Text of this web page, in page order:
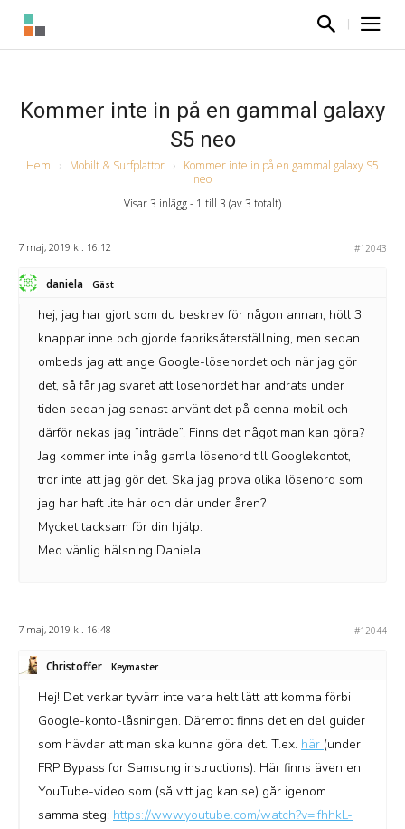
Kommer inte in på en gammal galaxy
S5 neo
Hem › Mobilt & Surfplattor › Kommer inte in på en gammal galaxy S5
neo
Visar 3 inlägg - 1 till 3 (av 3 totalt)
7 maj, 2019 kl. 16:12 #12043
daniela Gäst
hej, jag har gjort som du beskrev för någon annan, höll 3
knappar inne och gjorde fabriksåterställning, men sedan
ombeds jag att ange Google-lösenordet och när jag gör
det, så får jag svaret att lösenordet har ändrats under
tiden sedan jag senast använt det på denna mobil och
därför nekas jag ”inträde”. Finns det något man kan göra?
Jag kommer inte ihåg gamla lösenord till Googlekontot,
tror inte att jag gör det. Ska jag prova olika lösenord som
jag har haft lite här och där under åren?
Mycket tacksam för din hjälp.
Med vänlig hälsning Daniela
7 maj, 2019 kl. 16:48 #12044
Christoffer Keymaster
Hej! Det verkar tyvärr inte vara helt lätt att komma förbi
Google-konto-låsningen. Däremot finns det en del guider
som hävdar att man ska kunna göra det. T.ex. här (under
FRP Bypass for Samsung instructions). Här finns även en
YouTube-video som (så vitt jag kan se) går igenom
samma steg: https://www.youtube.com/watch?v=IfhhkL-